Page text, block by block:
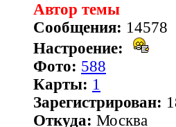
Автор темы
Сообщения: 14578
Настроение:
Фото: 588
Карты: 1
Зарегистрирован:
Откуда: Москва